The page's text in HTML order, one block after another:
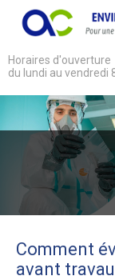
Horaires d'ouverture
du lundi au vendredi
Comment
avant